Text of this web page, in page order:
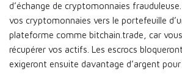
d’échange de cryptomonnaies
vos cryptomonnaies vers le portefeuille
plateforme comme bitchain.trade, car
récupérer vos actifs. Les escrocs
exigeront ensuite davantage d’argent pour